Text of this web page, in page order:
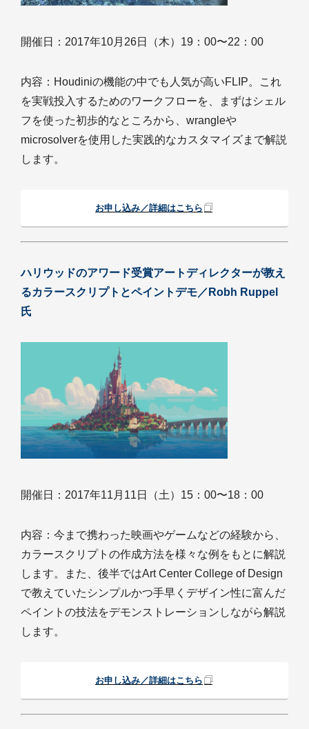
開催日：2017年10月26日（木）19：00〜22：00
内容：Houdiniの機能の中でも人気が高いFLIP。これ
を実戦投入するためのワークフローを、まずはシェル
フを使った初歩的なところから、wrangleや
microsolverを使用した実践的なカスタマイズまで解説
します。
お申し込み／詳細はこちら
ハリウッドのアワード受賞アートディレクターが教え
るカラースクリプトとペイントデモ／Robh Ruppel
氏
開催日：2017年11月11日（土）15：00〜18：00
内容：今まで携わった映画やゲームなどの経験から、
カラースクリプトの作成方法を様々な例をもとに解説
します。また、後半ではArt Center College of Design
で教えていたシンプルかつ手早くデザイン性に富んだ
ペイントの技法をデモンストレーションしながら解説
します。
お申し込み／詳細はこちら